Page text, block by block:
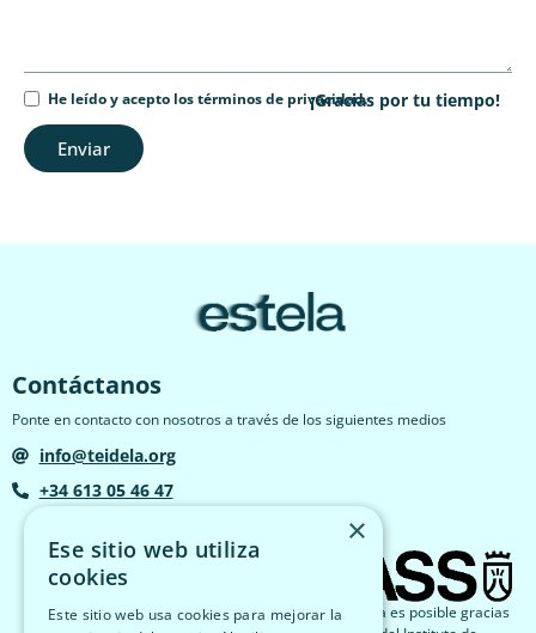
He leído y acepto los términos de privacidad.
Enviar
¡Gracias por tu tiempo!
Contáctanos
Ponte en contacto con nosotros a través de los siguientes medios
info@teidela.org
+34 613 05 46 47
El proyecto Estela es posible gracias
×
Ese sitio web utiliza
cookies
Este sitio web usa cookies para mejorar la